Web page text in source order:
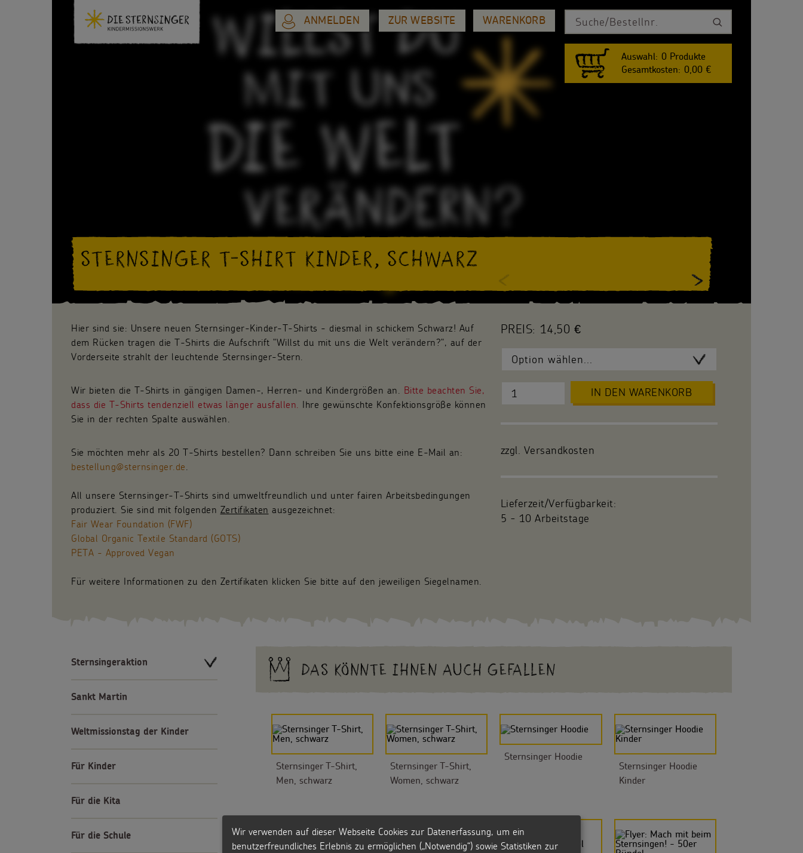
Auswahl: 0 Produkte
Gesamtkosten: 0,00 €
ZUR WEBSITE WARENKORB
ANMELDEN
STERNSINGER T-SHIRT KINDER, SCHWARZ
Hier sind sie: Unsere neuen Sternsinger-Kinder-T-Shirts - diesmal in schickem Schwarz! Auf
dem Rücken tragen die T-Shirts die Aufschrift "Willst du mit uns die Welt verändern?", auf der
Vorderseite strahlt der leuchtende Sternsinger-Stern.
Wir bieten die T-Shirts in gängigen Damen-, Herren- und Kindergrößen an. Bitte beachten Sie,
dass die T-Shirts tendenziell etwas länger ausfallen. Ihre gewünschte Konfektionsgröße können
Sie in der rechten Spalte auswählen.
Sie möchten mehr als 20 T-Shirts bestellen? Dann schreiben Sie uns bitte eine E-Mail an:
bestellung@sternsinger.de.
All unsere Sternsinger-T-Shirts sind umweltfreundlich und unter fairen Arbeitsbedingungen
produziert. Sie sind mit folgenden Zertifikaten ausgezeichnet:
Fair Wear Foundation (FWF)
Global Organic Textile Standard (GOTS)
PETA - Approved Vegan
Für weitere Informationen zu den Zertifikaten klicken Sie bitte auf den jeweiligen Siegelnamen.
PREIS: 14,50 €
IN DEN WARENKORB
zzgl. Versandkosten
Lieferzeit/Verfügbarkeit:
5 - 10 Arbeitstage
Sternsingeraktion
Sankt Martin
Weltmissionstag der Kinder
Für Kinder
Für die Kita
Für die Schule
DAS KÖNNTE IHNEN AUCH GEFALLEN
Sternsinger T-Shirt,
Men, schwarz
Sternsinger T-Shirt,
Women, schwarz
Sternsinger Hoodie
Sternsinger Hoodie
Kinder
Wir verwenden auf dieser Webseite Cookies zur Datenerfassung, um ein
benutzerfreundliches Erlebnis zu ermöglichen („Notwendig“) sowie Statistiken zur